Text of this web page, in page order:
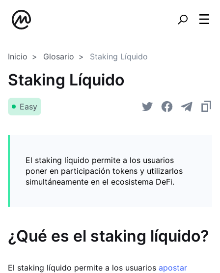
Inicio Glosario Staking Líquido
Staking Líquido
Easy
El staking líquido permite a los usuarios
poner en participación tokens y utilizarlos
simultáneamente en el ecosistema DeFi.
¿Qué es el staking líquido?
El staking líquido permite a los usuarios apostar